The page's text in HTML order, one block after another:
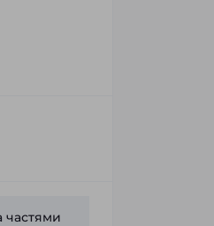
частями